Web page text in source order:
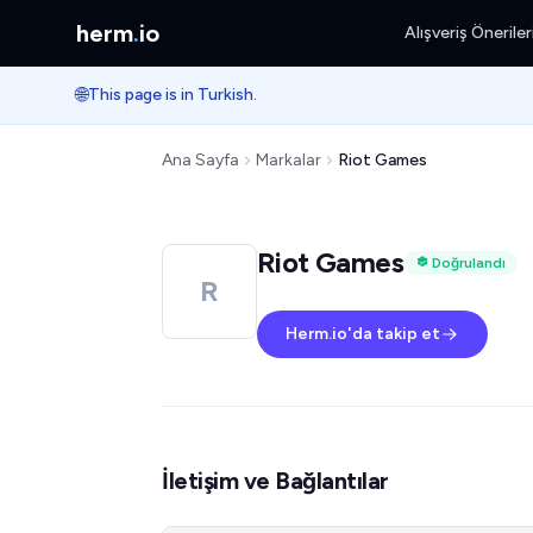
herm.io Alışveriş Önerileri
🌐This page is in Turkish.
Ana Sayfa Markalar Riot Games
R
Riot Games Doğrulandı
Herm.io'da takip et
İletişim ve Bağlantılar